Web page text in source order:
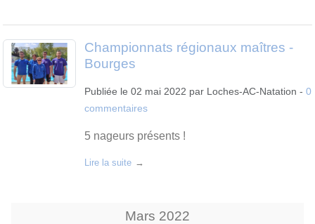
Championnats régionaux maîtres -
Bourges
Publiée le 02 mai 2022 par Loches-AC-Natation - 0
commentaires
5 nageurs présents !
Lire la suite
Mars 2022